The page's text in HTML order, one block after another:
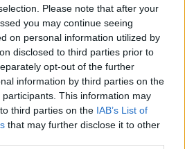
Please note that after your
you may continue seeing
on personal information utilized by
disclosed to third parties prior to
opt-out of the further
information by third parties on the
participants. This information may
third parties on the IAB’s List of
that may further disclose it to other
Comunio etkileri analiz edildi!
|
futbol anlayışı ve takımı çok iyi
etkilerini arttıracaktır.